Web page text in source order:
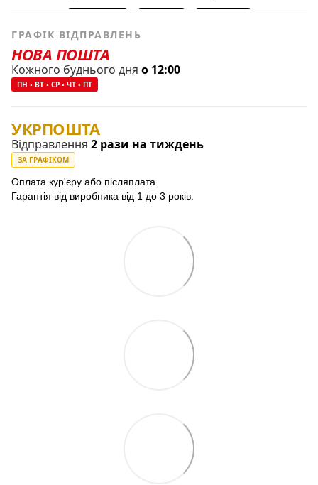
ГРАФІК ВІДПРАВЛЕНЬ
НОВА ПОШТА
Кожного буднього дня о 12:00
ПН • ВТ • СР • ЧТ • ПТ
УКРПОШТА
Відправлення 2 рази на тиждень
ЗА ГРАФІКОМ
Оплата кур'єру або післяплата.
Гарантія від виробника від 1 до 3 років.